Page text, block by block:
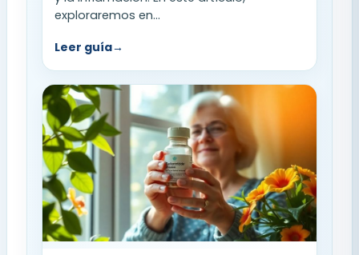
exploraremos en...
Leer guía→